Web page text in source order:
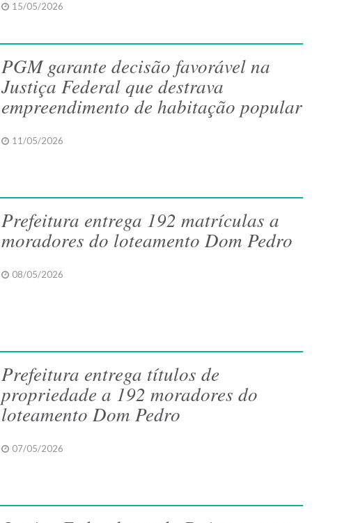
15/05/2026
PGM garante decisão favorável na
Justiça Federal que destrava
empreendimento de habitação popular
11/05/2026
Prefeitura entrega 192 matrículas a
moradores do loteamento Dom Pedro
08/05/2026
Prefeitura entrega títulos de
propriedade a 192 moradores do
loteamento Dom Pedro
07/05/2026